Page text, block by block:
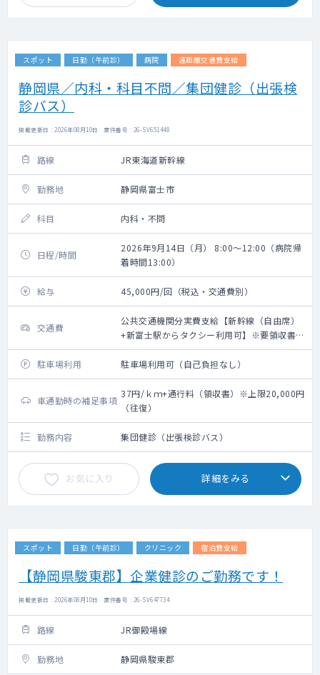
スポット 日勤（午前診） 病院 遠距離交通費支給
静岡県／内科・科目不問／集団健診（出張検
診バス）
掲載更新日 : 2026年08月10日 案件番号 : 26-SV651448
路線 JR東海道新幹線
勤務地 静岡県富士市
科目 内科・不問
日程/時間
2026年9月14日（月） 8:00～12:00（病院帰
着時間13:00）
給与 45,000円/回（税込・交通費別）
交通費
公共交通機関分実費支給【新幹線（自由席）
+新富士駅からタクシー利用可】※要領収書・
上限20,000円（往復）
駐車場利用
駐車場利用可（自己負担なし）
車通勤時の補足事項
37円/ｋｍ+通行料（領収書）※上限20,000円
（往復）
勤務内容 集団健診（出張検診バス）
お気に入り 詳細をみる
スポット 日勤（午前診） クリニック 宿泊費支給
【静岡県駿東郡】企業健診のご勤務です！
掲載更新日 : 2026年08月10日 案件番号 : 26-SV647734
路線 JR御殿場線
勤務地 静岡県駿東郡